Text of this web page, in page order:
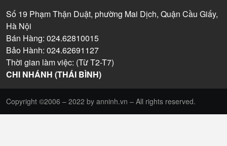
Số 19 Phạm Thận Duật, phường Mai Dịch, Quận Cầu Giấy,
Hà Nội
Bán Hàng: 024.62810015
Bảo Hành: 024.62691127
Thời gian làm việc: (Từ T2-T7)
CHI NHÁNH (THÁI BÌNH)
Copyright ©2006 – 2022 by anninh.vn – All rights reserved.